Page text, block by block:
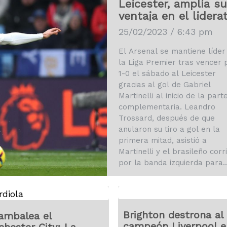
Leicester, amplía su
ventaja en el
25/02/2023 / 6:43 pm
El Arsenal se mantiene líder
la Liga Premier tras vencer
1-0 el sábado al Leicester
gracias al gol de Gabriel
Martinelli al inicio de la parte
complementaria. Leandro
Trossard, después de que
anularon su tiro a gol en la
primera mitad, asistió a
Martinelli y el brasileño
por la banda izquierda para
anotar a los 46 minutos. Con
este resultado el Arsenal
aseguró terminar el día en…
el
Brighton destrona al